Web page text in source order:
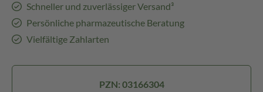
Schneller und zuverlässiger Versand³
Persönliche pharmazeutische Beratung
Vielfältige Zahlarten
PZN: 03166304